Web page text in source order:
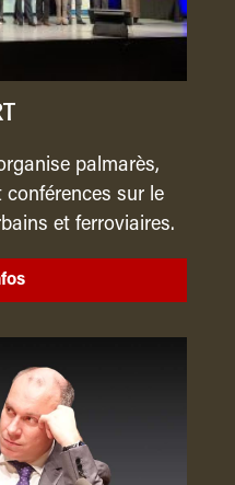
palmarès,
sur le
et ferroviaires.